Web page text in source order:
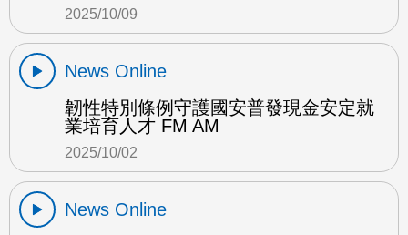
2025/10/09
News Online
韌性特別條例守護國安普發現金安定就
業培育人才 FM AM
2025/10/02
News Online